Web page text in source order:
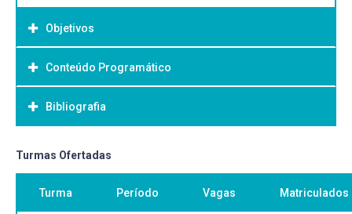
Objetivos
Objetivo Geral:
Proporcionar conhecimentos básicos sobre as
arquiteturas de controladores lógicos. Capacitar de forma
lógicos programáveis nas diferentes plataformas
industriais. Ao terminar o curso o aluno deve estar na
Conteúdo Programático
Bibliografia
Bibliografia Básica:
SILVA, Edilson Alfredo da. Introdução às linguagens de
programação para CLP. São Paulo Blucher 2016.
NATALE, Ferdinando. Automação industrial. 10. São Paulo
Turmas Ofertadas
Turma Período Vagas Matriculados